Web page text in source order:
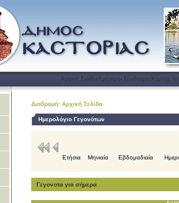
Αρχική ΣελίδαΧρήσιμοι ΣύνδεσμοιΧάρτης
Διαδρομή: Αρχική Σελίδα
Ημερολόγιο Γεγονότων
Ετήσια Μηνιαία Εβδομαδιαία
Γεγονοτα για σήμερα